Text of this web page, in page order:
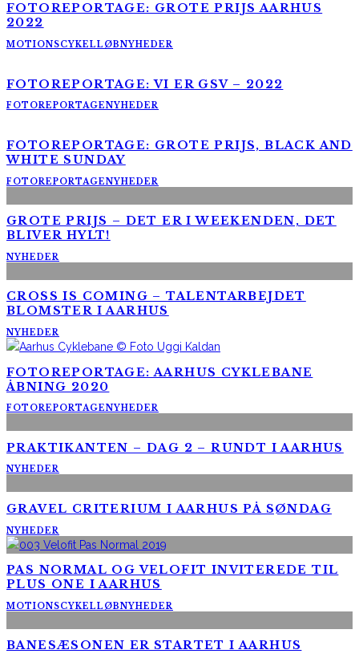
FOTOREPORTAGE: GROTE PRIJS AARHUS
2022
MOTIONSCYKELLØBNYHEDER
FOTOREPORTAGE: VI ER GSV – 2022
FOTOREPORTAGENYHEDER
FOTOREPORTAGE: GROTE PRIJS, BLACK AND
WHITE SUNDAY
FOTOREPORTAGENYHEDER
GROTE PRIJS – DET ER I WEEKENDEN, DET
BLIVER HYLT!
NYHEDER
CROSS IS COMING – TALENTARBEJDET
BLOMSTER I AARHUS
NYHEDER
FOTOREPORTAGE: AARHUS CYKLEBANE
ÅBNING 2020
FOTOREPORTAGENYHEDER
PRAKTIKANTEN – DAG 2 – RUNDT I AARHUS
NYHEDER
GRAVEL CRITERIUM I AARHUS PÅ SØNDAG
NYHEDER
PAS NORMAL OG VELOFIT INVITEREDE TIL
PLUS ONE I AARHUS
MOTIONSCYKELLØBNYHEDER
BANESÆSONEN ER STARTET I AARHUS